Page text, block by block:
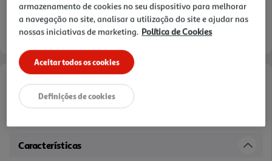
Informações de Marketing
Características
armazenamento de cookies no seu dispositivo para melhorar
a navegação no site, analisar a utilização do site e ajudar nas
nossas iniciativas de marketing. Política de Cookies
Aceitar todos os cookies
Definições de cookies